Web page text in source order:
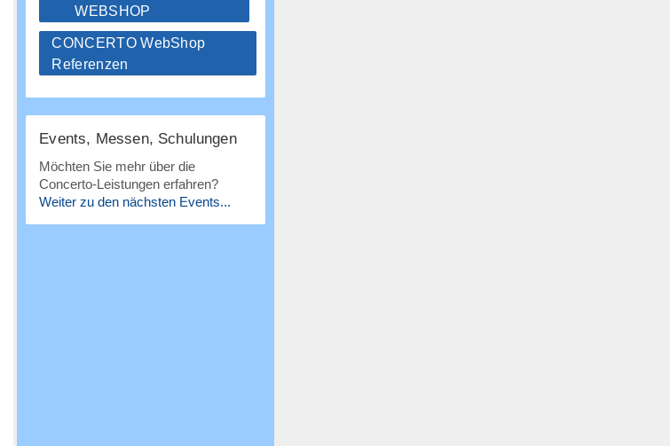
WEBSHOP
CONCERTO WebShop
Referenzen
Events, Messen, Schulungen
Möchten Sie mehr über die
Concerto-Leistungen erfahren?
Weiter zu den nächsten Events...